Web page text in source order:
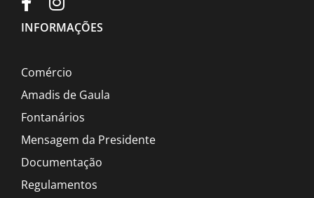
INFORMAÇÕES
Comércio
Amadis de Gaula
Fontanários
Mensagem da Presidente
Documentação
Regulamentos